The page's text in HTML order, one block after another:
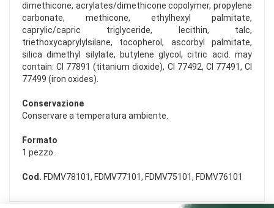
dimethicone, acrylates/dimethicone copolymer, propylene
carbonate, methicone, ethylhexyl palmitate,
caprylic/capric triglyceride, lecithin, talc,
triethoxycaprylylsilane, tocopherol, ascorbyl palmitate,
silica dimethyl silylate, butylene glycol, citric acid. may
contain: CI 77891 (titanium dioxide), CI 77492, CI 77491, CI
77499 (iron oxides).
Conservazione
Conservare a temperatura ambiente.
Formato
1 pezzo.
Cod. FDMV78101, FDMV77101, FDMV75101, FDMV76101